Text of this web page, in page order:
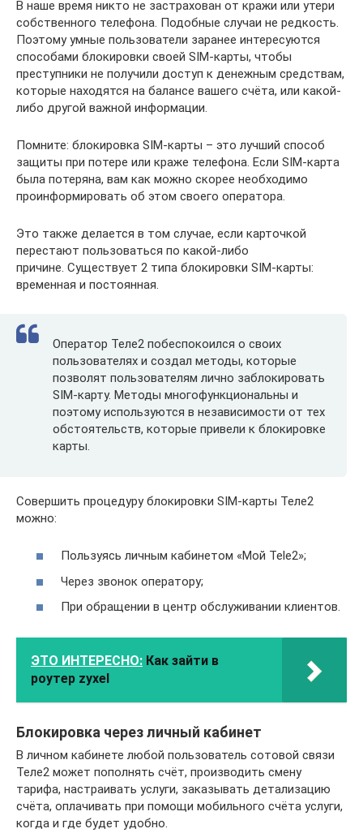
В наше время никто не застрахован от кражи или утери
собственного телефона. Подобные случаи не редкость.
Поэтому умные пользователи заранее интересуются
способами блокировки своей SIM-карты, чтобы
преступники не получили доступ к денежным средствам,
которые находятся на балансе вашего счёта, или какой-
либо другой важной информации.
Помните: блокировка SIM-карты – это лучший способ
защиты при потере или краже телефона. Если SIM-карта
была потеряна, вам как можно скорее необходимо
проинформировать об этом своего оператора.
Это также делается в том случае, если карточкой
перестают пользоваться по какой-либо
причине. Существует 2 типа блокировки SIM-карты:
временная и постоянная.
Оператор Теле2 побеспокоился о своих
пользователях и создал методы, которые
позволят пользователям лично заблокировать
SIM-карту. Методы многофункциональны и
поэтому используются в независимости от тех
обстоятельств, которые привели к блокировке
карты.
Совершить процедуру блокировки SIM-карты Теле2
можно:
Пользуясь личным кабинетом «Мой Tele2»;
Через звонок оператору;
При обращении в центр обслуживании клиентов.
ЭТО ИНТЕРЕСНО: Как зайти в
роутер zyxel
Блокировка через личный кабинет
В личном кабинете любой пользователь сотовой связи
Теле2 может пополнять счёт, производить смену
тарифа, настраивать услуги, заказывать детализацию
счёта, оплачивать при помощи мобильного счёта услуги,
когда и где будет удобно.